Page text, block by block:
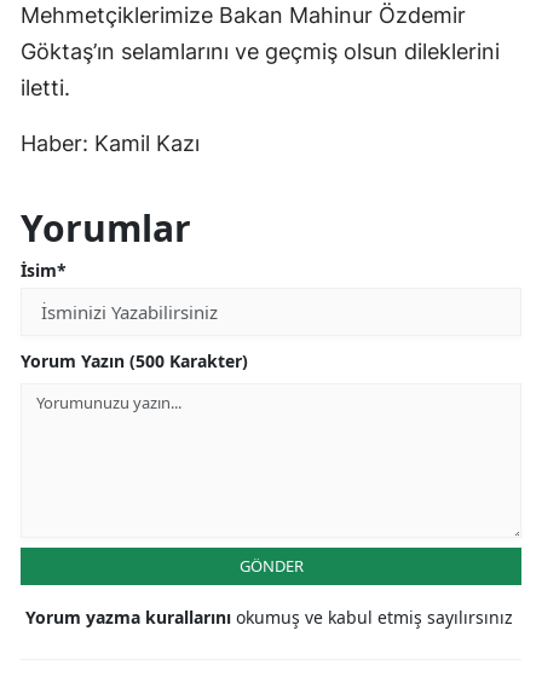
Mehmetçiklerimize Bakan Mahinur Özdemir
Göktaş’ın selamlarını ve geçmiş olsun dileklerini
iletti.
Haber: Kamil Kazı
Yorumlar
İsim*
Yorum Yazın (500 Karakter)
GÖNDER
Yorum yazma kurallarını okumuş ve kabul etmiş sayılırsınız